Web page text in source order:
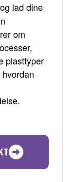
lad dine
om
plasttyper